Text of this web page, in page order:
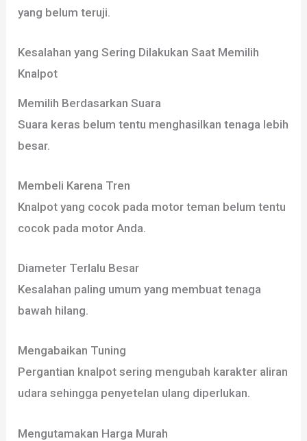
yang belum teruji.
Kesalahan yang Sering Dilakukan Saat Memilih
Knalpot
Memilih Berdasarkan Suara
Suara keras belum tentu menghasilkan tenaga lebih
besar.
Membeli Karena Tren
Knalpot yang cocok pada motor teman belum tentu
cocok pada motor Anda.
Diameter Terlalu Besar
Kesalahan paling umum yang membuat tenaga
bawah hilang.
Mengabaikan Tuning
Pergantian knalpot sering mengubah karakter aliran
udara sehingga penyetelan ulang diperlukan.
Mengutamakan Harga Murah